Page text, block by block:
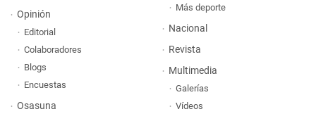
Opinión
Editorial
Colaboradores
Blogs
Encuestas
Osasuna
Más deporte
Nacional
Revista
Multimedia
Galerías
Vídeos